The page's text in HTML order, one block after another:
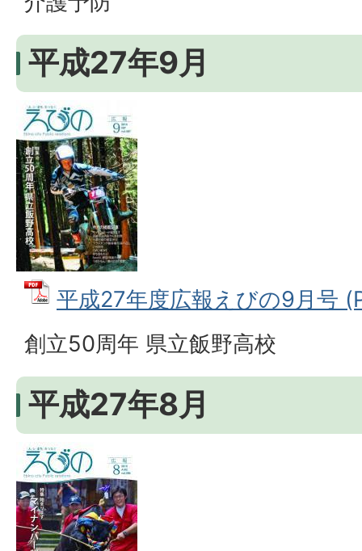
平成27年9月
平成27年度広報えびの9月号
創立50周年 県立飯野高校
平成27年8月